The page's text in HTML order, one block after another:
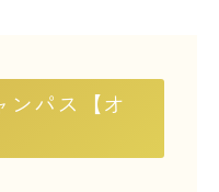
ンパス【オ